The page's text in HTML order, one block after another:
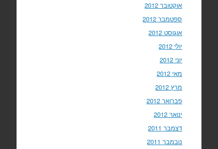
אוקטובר 2012
ספטמבר 2012
אוגוסט 2012
יולי 2012
יוני 2012
מאי 2012
מרץ 2012
פברואר 2012
ינואר 2012
דצמבר 2011
נובמבר 2011